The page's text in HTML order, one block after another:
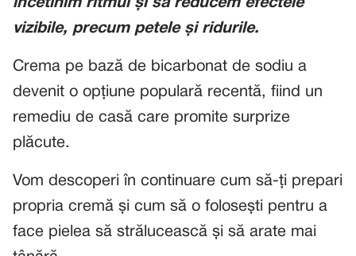
încetinim ritmul și să reducem efectele
vizibile, precum petele și ridurile.
Crema pe bază de bicarbonat de sodiu a
devenit o opțiune populară recentă, fiind un
remediu de casă care promite surprize
plăcute.
Vom descoperi în continuare cum să-ți prepari
propria cremă și cum să o folosești pentru a
face pielea să strălucească și să arate mai